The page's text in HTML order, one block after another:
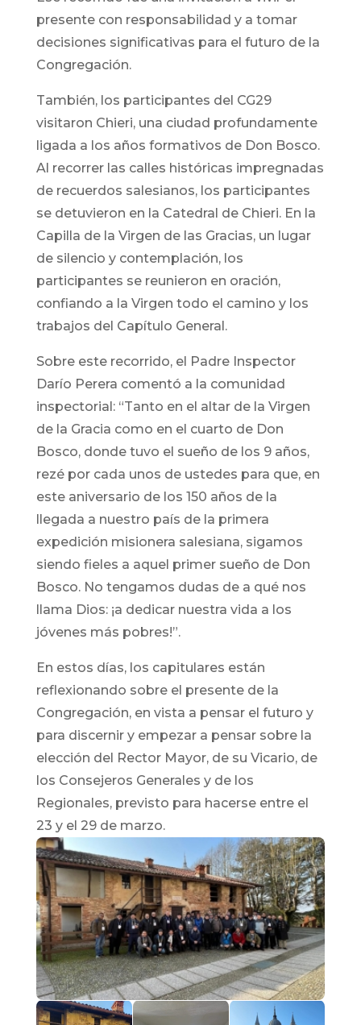
presente con responsabilidad y a tomar
decisiones significativas para el futuro de la
Congregación.
También, los participantes del CG29
visitaron Chieri, una ciudad profundamente
ligada a los años formativos de Don Bosco.
Al recorrer las calles históricas impregnadas
de recuerdos salesianos, los participantes
se detuvieron en la Catedral de Chieri. En la
Capilla de la Virgen de las Gracias, un lugar
de silencio y contemplación, los
participantes se reunieron en oración,
confiando a la Virgen todo el camino y los
trabajos del Capítulo General.
Sobre este recorrido, el Padre Inspector
Darío Perera comentó a la comunidad
inspectorial: “Tanto en el altar de la Virgen
de la Gracia como en el cuarto de Don
Bosco, donde tuvo el sueño de los 9 años,
rezé por cada unos de ustedes para que, en
este aniversario de los 150 años de la
llegada a nuestro país de la primera
expedición misionera salesiana, sigamos
siendo fieles a aquel primer sueño de Don
Bosco. No tengamos dudas de a qué nos
llama Dios: ¡a dedicar nuestra vida a los
jóvenes más pobres!”.
En estos días, los capitulares están
reflexionando sobre el presente de la
Congregación, en vista a pensar el futuro y
para discernir y empezar a pensar sobre la
elección del Rector Mayor, de su Vicario, de
los Consejeros Generales y de los
Regionales, previsto para hacerse entre el
23 y el 29 de marzo.